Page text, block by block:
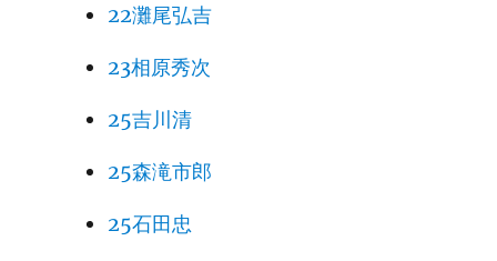
22灘尾弘吉
23相原秀次
25吉川清
25森滝市郎
25石田忠